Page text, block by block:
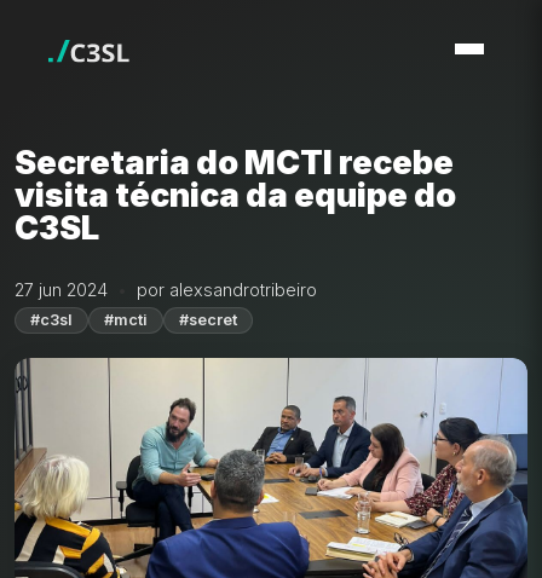
Secretaria do MCTI recebe
visita técnica da equipe do
C3SL
27 jun 2024 por alexsandrotribeiro
#c3sl #mcti #secret